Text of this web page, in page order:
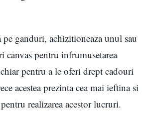
pe ganduri, achizitioneaza unul sau
canvas pentru infrumusetarea
pentru a le oferi drept cadouri
acestea prezinta cea mai ieftina si
realizarea acestor lucruri.